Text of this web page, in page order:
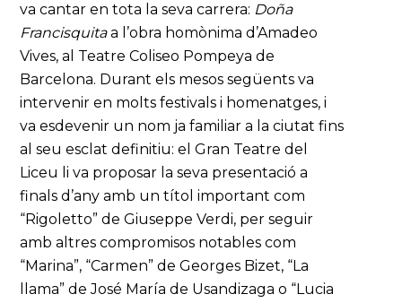
va cantar en tota la seva carrera: Doña
Francisquitaa l’obra homònima d’Amadeo
Vives, al Teatre Coliseo Pompeya de
Barcelona. Durant els mesos següents va
intervenir en molts festivals i homenatges, i
va esdevenir un nom ja familiar a la ciutat fins
al seu esclat definitiu: el Gran Teatre del
Liceu li va proposar la seva presentació a
finals d’any amb un títol important com
“Rigoletto” de Giuseppe Verdi, per seguir
amb altres compromisos notables com
“Marina”, “Carmen” de Georges Bizet, “La
llama” de José María de Usandizaga o “Lucia